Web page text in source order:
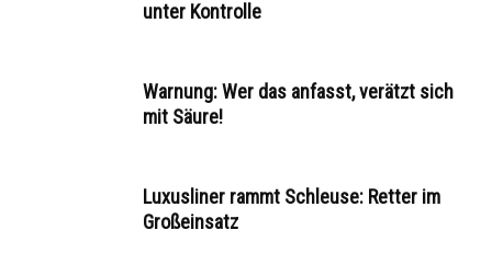
unter Kontrolle
Warnung: Wer das anfasst, verätzt sich
mit Säure!
Luxusliner rammt Schleuse: Retter im
Großeinsatz